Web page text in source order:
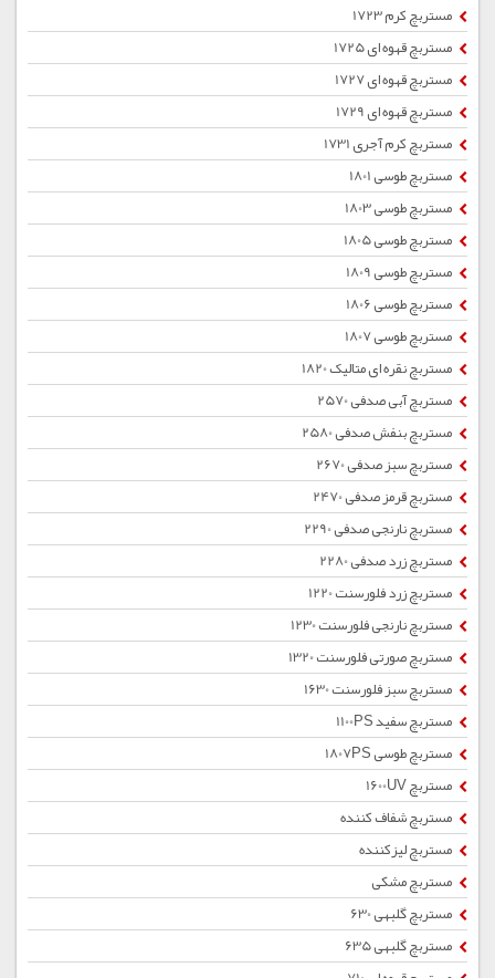
مستربچ کرم 1723
مستربچ قهوه ای 1725
مستربچ قهوه ای 1727
مستربچ قهوه ای 1729
مستربچ کرم آجری 1731
مستربچ طوسی 1801
مستربچ طوسی 1803
مستربچ طوسی 1805
مستربچ طوسی 1809
مستربچ طوسی 1806
مستربچ طوسی 1807
مستربچ نقره ای متالیک 1820
مستربچ آبی صدفی 2570
مستربچ بنفش صدفی 2580
مستربچ سبز صدفی 2670
مستربچ قرمز صدفی 2470
مستربچ نارنجی صدفی 2290
مستربچ زرد صدفی 2280
مستربچ زرد فلورسنت 1220
مستربچ نارنجی فلورسنت 1230
مستربچ صورتی فلورسنت 1320
مستربچ سبز فلورسنت 1630
مستربچ سفید 1100PS
مستربچ طوسی 1807PS
مستربچ 1600UV
مستربچ شفاف کننده
مستربچ لیزکننده
مستربچ مشکی
مستربچ گلبهی 630
مستربچ گلبهی 635